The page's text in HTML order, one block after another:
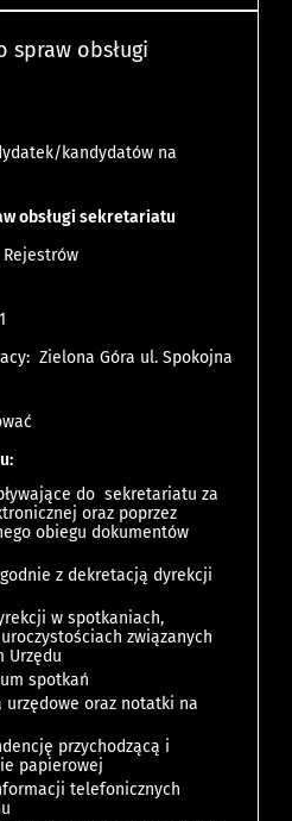
spraw obsługi
kandydatów na
obsługi sekretariatu
Zielona Góra ul. Spokojna
do sekretariatu za
oraz poprzez
obiegu dokumentów
z dekretacją dyrekcji
w spotkaniach,
związanych
Urzędu
spotkań
urzędowe oraz notatki na
przychodzącą i
papierowej
telefonicznych